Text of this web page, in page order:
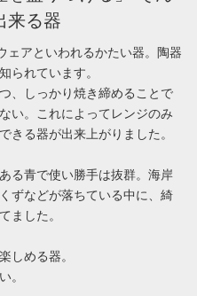
来る器
ェアといわれるかたい器。陶器
られています。
、しっかり焼き締めることで
い。これによってレンジのみ
きる器が出来上がりました。
る青で使い勝手は抜群。海岸
ずなどが落ちている中に、綺
ました。
しめる器。
。